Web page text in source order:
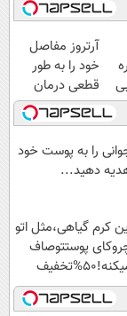
آرتروز مفاصل
خود را به طور
قطعی درمان
کنید!
◗پرسش‌نامه◖
را به پوست خود
دهید...
کرم گیاهی،مثل اتو
پوستتوصاف